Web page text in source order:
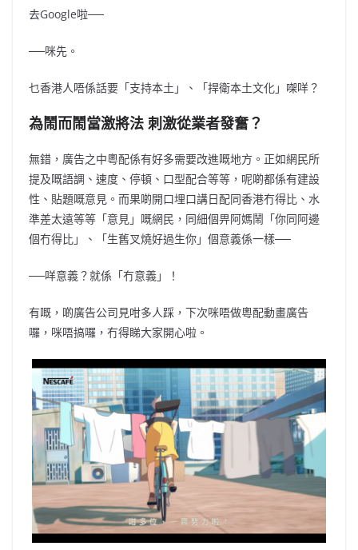
去Google啦──
──咪先。
乜香港人唔係話要「支持本土」、「捍衛本土文化」㗎咩？
為鬧而鬧當激將法 刺激從業者發奮？
無錯，廣告之中粵配係有好多需要改進嘅地方。正如網民所
提及嘅語調、速度、停頓、口型配合等等，呢啲都係有建設
性、貼題嘅意見。而果啲開口埋口講日配同香港冇得比、水
準差太遠等等「意見」嘅網民，同細個畀阿媽鬧「你同阿邊
個冇得比」、「生舊叉燒好過生你」個意義係一樣──
──咩意義？就係「冇意義」！
有嘅，啲廣告公司見咁多人踩，下次咪唔做粵配動畫廣告
囉，咪唔搞囉，冇得睇大家開心啦。